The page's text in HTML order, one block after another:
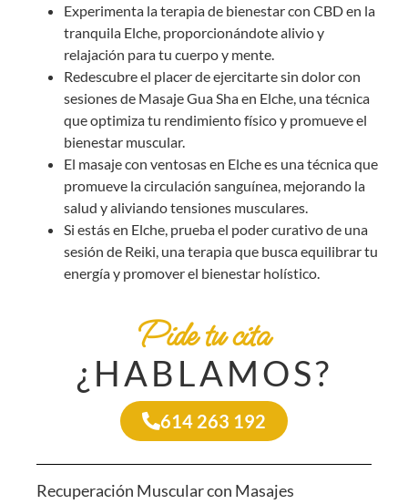
Experimenta la terapia de bienestar con CBD en la
tranquila Elche, proporcionándote alivio y
relajación para tu cuerpo y mente.
Redescubre el placer de ejercitarte sin dolor con
sesiones de Masaje Gua Sha en Elche, una técnica
que optimiza tu rendimiento físico y promueve el
bienestar muscular.
El masaje con ventosasen Elche es una técnica que
promueve la circulación sanguínea, mejorando la
salud y aliviando tensiones musculares.
Si estás en Elche, prueba el poder curativo de una
sesión de Reiki, una terapia que busca equilibrar tu
energía y promover el bienestar holístico.
Pide tu cita
¿HABLAMOS?
614 263 192
Recuperación Muscular con Masajes